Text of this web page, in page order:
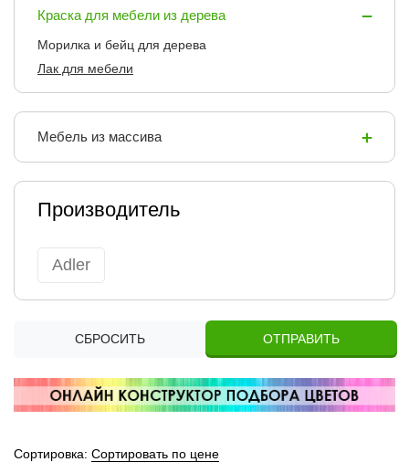
Краска для мебели из дерева
Морилка и бейц для дерева
Лак для мебели
Мебель из массива
Производитель
Adler
СБРОСИТЬ ОТПРАВИТЬ
Сортировка: Сортировать по цене